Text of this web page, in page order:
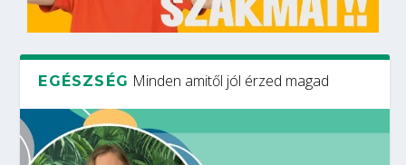
EGÉSZSÉG Minden amitől jól érzed magad